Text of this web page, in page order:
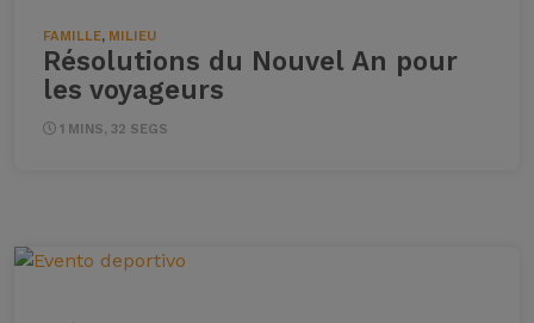
FAMILLE, MILIEU
Résolutions du Nouvel An pour
les voyageurs
1 MINS, 32 SEGS